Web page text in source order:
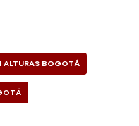
ALTURAS BOGOTÁ